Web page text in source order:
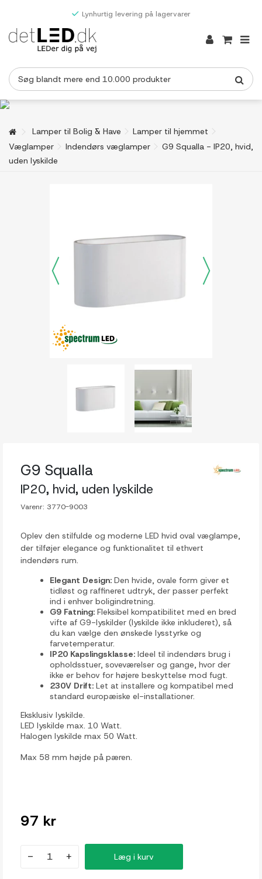
Lynhurtig levering på lagervarer
Lamper til Bolig & Have
Lamper til hjemmet
Væglamper
Indendørs væglamper
G9 Squalla - IP20, hvid,
uden lyskilde
G9 Squalla
IP20, hvid, uden lyskilde
Varenr: 3770-9003
Oplev den stilfulde og moderne LED hvid oval væglampe,
der tilføjer elegance og funktionalitet til ethvert
indendørs rum.
Elegant Design: Den hvide, ovale form giver et
tidløst og raffineret udtryk, der passer perfekt
ind i enhver boligindretning.
G9 Fatning: Fleksibel kompatibilitet med en bred
vifte af G9-lyskilder (lyskilde ikke inkluderet), så
du kan vælge den ønskede lysstyrke og
farvetemperatur.
IP20 Kapslingsklasse: Ideel til indendørs brug i
opholdsstuer, soveværelser og gange, hvor der
ikke er behov for højere beskyttelse mod fugt.
230V Drift: Let at installere og kompatibel med
standard europæiske el-installationer.
Eksklusiv lyskilde.
LED lyskilde max. 10 Watt.
Halogen lyskilde max 50 Watt.
Max 58 mm højde på pæren.
97 kr
- + Læg i kurv